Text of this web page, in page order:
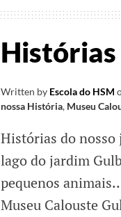
Written by Escola do HSM
nossa História, Museu
Histórias do nosso
lago do jardim
pequenos
Museu Calouste